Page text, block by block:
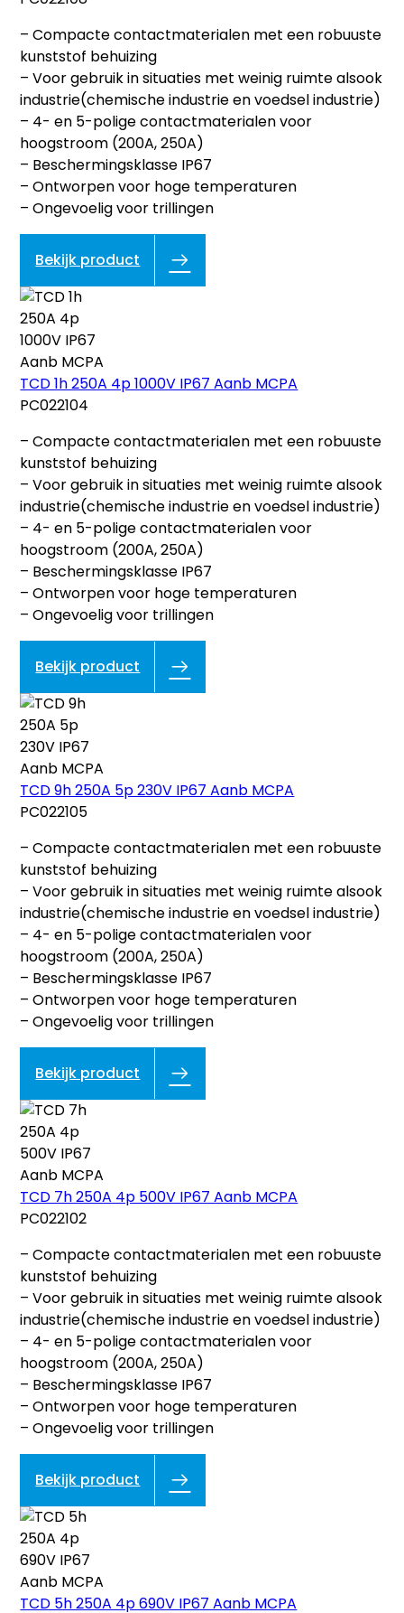
– Compacte contactmaterialen met een robuuste
kunststof behuizing
– Voor gebruik in situaties met weinig ruimte alsook
industrie(chemische industrie en voedsel industrie)
– 4- en 5-polige contactmaterialen voor
hoogstroom (200A, 250A)
– Beschermingsklasse IP67
– Ontworpen voor hoge temperaturen
– Ongevoelig voor trillingen
Bekijk product
TCD 1h 250A 4p 1000V IP67 Aanb MCPA
PC022104
– Compacte contactmaterialen met een robuuste
kunststof behuizing
– Voor gebruik in situaties met weinig ruimte alsook
industrie(chemische industrie en voedsel industrie)
– 4- en 5-polige contactmaterialen voor
hoogstroom (200A, 250A)
– Beschermingsklasse IP67
– Ontworpen voor hoge temperaturen
– Ongevoelig voor trillingen
Bekijk product
TCD 9h 250A 5p 230V IP67 Aanb MCPA
PC022105
– Compacte contactmaterialen met een robuuste
kunststof behuizing
– Voor gebruik in situaties met weinig ruimte alsook
industrie(chemische industrie en voedsel industrie)
– 4- en 5-polige contactmaterialen voor
hoogstroom (200A, 250A)
– Beschermingsklasse IP67
– Ontworpen voor hoge temperaturen
– Ongevoelig voor trillingen
Bekijk product
TCD 7h 250A 4p 500V IP67 Aanb MCPA
PC022102
– Compacte contactmaterialen met een robuuste
kunststof behuizing
– Voor gebruik in situaties met weinig ruimte alsook
industrie(chemische industrie en voedsel industrie)
– 4- en 5-polige contactmaterialen voor
hoogstroom (200A, 250A)
– Beschermingsklasse IP67
– Ontworpen voor hoge temperaturen
– Ongevoelig voor trillingen
Bekijk product
TCD 5h 250A 4p 690V IP67 Aanb MCPA